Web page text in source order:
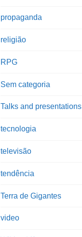
propaganda
religião
RPG
Sem categoria
Talks and presentations
tecnologia
televisão
tendência
Terra de Gigantes
video